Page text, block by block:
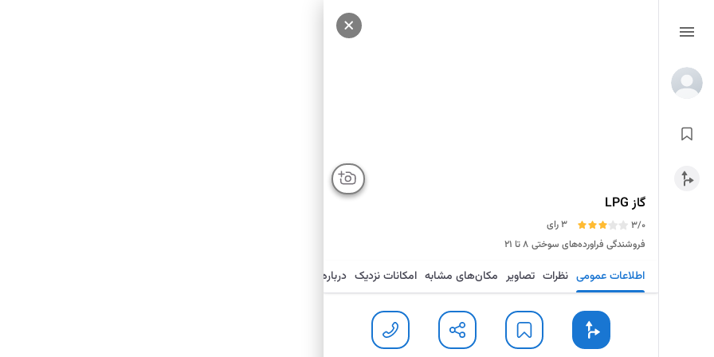
گاز LPG
3/0
3 رای
فروشندگی فراورده‌های سوختی ۸ تا ۲۱
اطلاعات عمومی نظرات تصاویر مکان‌های مشابه امکانات نزدیک درباره